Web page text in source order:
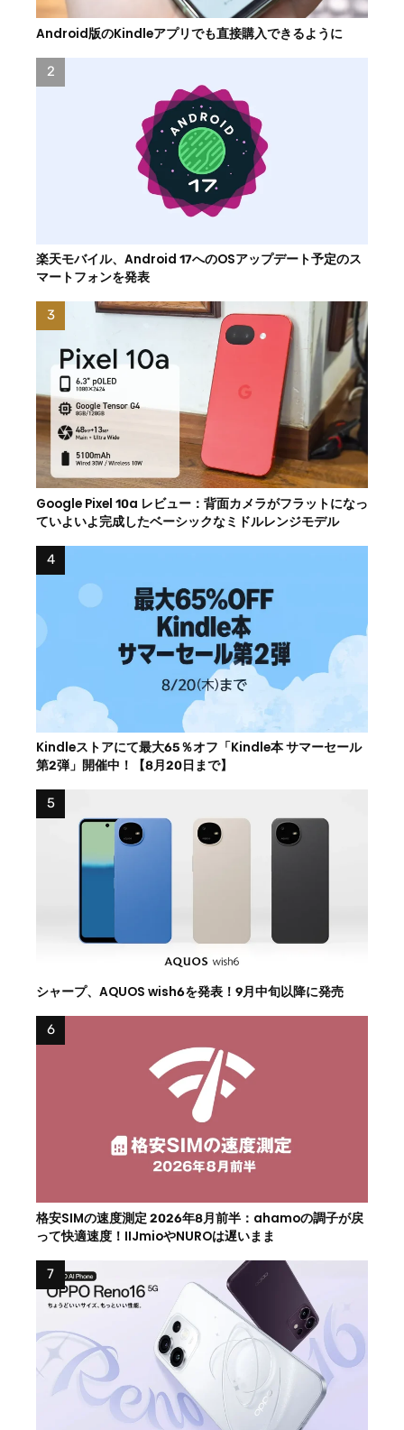
Android版のKindleアプリでも直接購入できるように
楽天モバイル、Android 17へのOSアップデート予定のス
マートフォンを発表
Google Pixel 10a レビュー：背面カメラがフラットになっ
ていよいよ完成したベーシックなミドルレンジモデル
Kindleストアにて最大65％オフ「Kindle本 サマーセール
第2弾」開催中！【8月20日まで】
シャープ、AQUOS wish6を発表！9月中旬以降に発売
格安SIMの速度測定 2026年8月前半：ahamoの調子が戻
って快適速度！IIJmioやNUROは遅いまま